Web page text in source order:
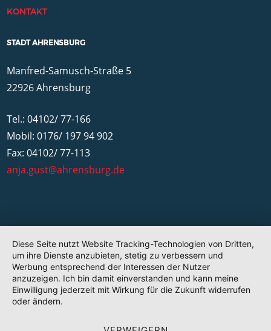
KONTAKT
STADT AHRENSBURG
Manfred-Samusch-Straße 5
22926 Ahrensburg
Tel.: 04102/ 77-166
Mobil: 0176/ 197 94 902
Fax: 04102/ 77-113
anja.gust@ahrensburg.de
Diese Seite nutzt Website Tracking-Technologien von Dritten,
um ihre Dienste anzubieten, stetig zu verbessern und
Werbung entsprechend der Interessen der Nutzer
anzuzeigen. Ich bin damit einverstanden und kann meine
Einwilligung jederzeit mit Wirkung für die Zukunft widerrufen
oder ändern.